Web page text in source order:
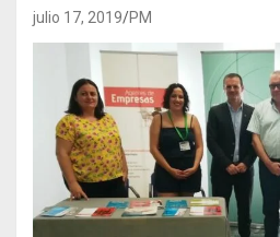
julio 17, 2019 PM